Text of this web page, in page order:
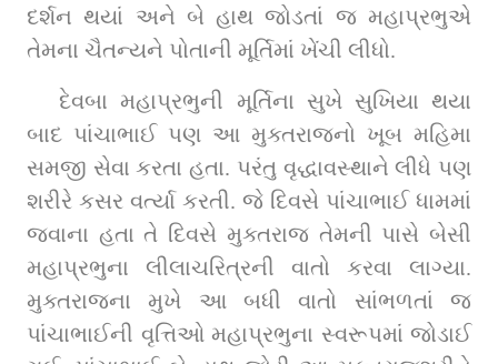
દર્શન થયાં અને બે હાથ જોડતાં જ મહાપ્રભુએ
તેમના ચૈતન્યને પોતાની મૂર્તિમાં ખેંચી લીધો.
દેવબા મહાપ્રભુની મૂર્તિના સુખે સુખિયા થયા
બાદ પાંચાભાઈ પણ આ મુક્તરાજનો ખૂબ મહિમા
સમજી સેવા કરતા હતા. પરંતુ વૃદ્ધાવસ્થાને લીધે પણ
શરીરે કસર વર્ત્યા કરતી. જે દિવસે પાંચાભાઈ ધામમાં
જવાના હતા તે દિવસે મુક્તરાજ તેમની પાસે બેસી
મહાપ્રભુના લીલાચરિત્રની વાતો કરવા લાગ્યા.
મુક્તરાજના મુખે આ બધી વાતો સાંભળતાં જ
પાંચાભાઈની વૃત્તિઓ મહાપ્રભુના સ્વરૂપમાં જોડાઈ